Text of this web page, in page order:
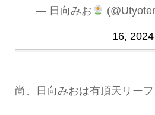
— 日向みお
16, 2024
尚、日向みおは有頂天リーフ